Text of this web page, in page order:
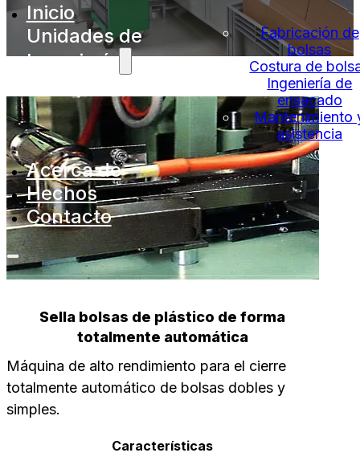
Inicio
Unidades de
Ingeniería
Fabricación de
bolsas
Costura de
Ingeniería de
ensacado
Mantenimiento
asistencia
Acerca de
Hechos
Contacto
Sella bolsas de plástico de forma
totalmente automática
Máquina de alto rendimiento para el cierre
totalmente automático de bolsas dobles y
simples.
Características